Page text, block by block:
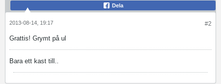
Dela
#2
2013-08-14, 19:17
Grattis! Grymt på ul
Bara ett kast till..